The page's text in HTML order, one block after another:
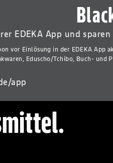
EDEKA App und
vor Einlösung in der EDEKA
Eduscho/Tchibo, Buch-
app